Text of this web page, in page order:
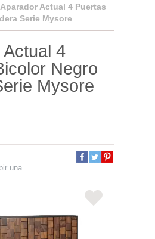
Aparador Actual 4 Puertas
Serie Mysore
4
Negro
Mysore
una